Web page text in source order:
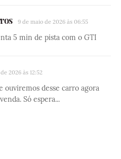
9 de maio de 2026 às 06:55
5 min de pista com o GTI
2026 às 12:52
ouviremos desse carro agora
Só espera...